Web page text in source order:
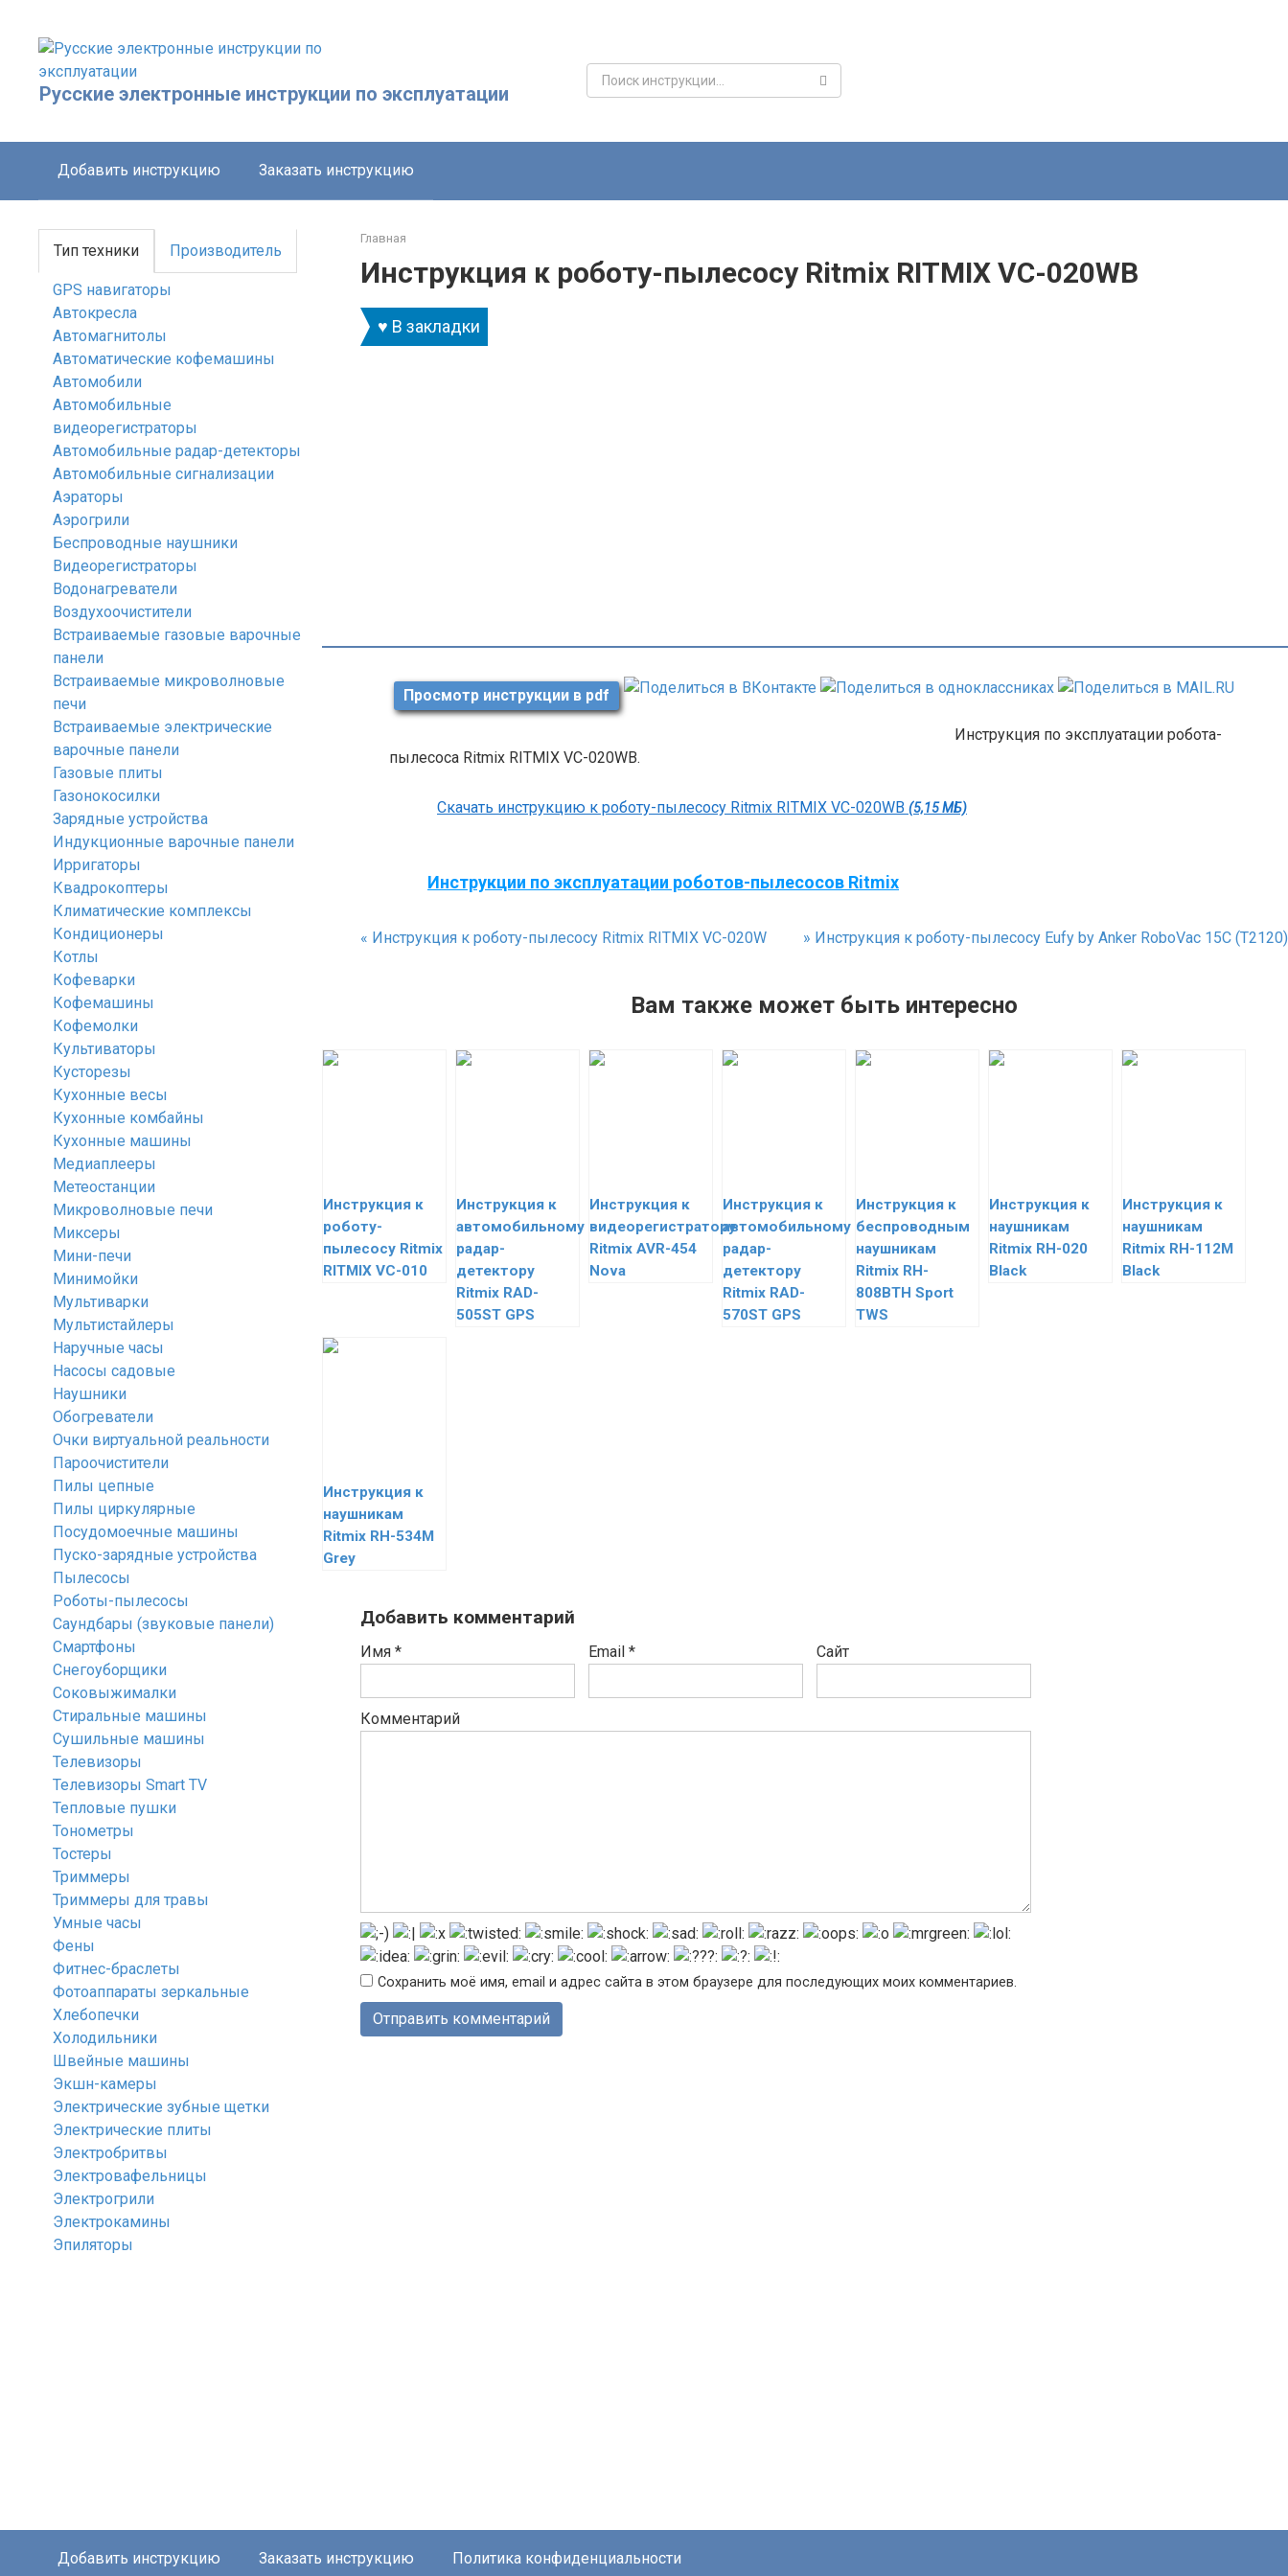
контенту
Русские электронные инструкции по эксплуатации
Поиск:
Добавить инструкцию Заказать инструкцию
Главная
Инструкция к роботу-пылесосу Ritmix RITMIX VC-020WB
♥ В закладки
Просмотр инструкции в pdf
Инструкция по эксплуатации робота-
пылесоса Ritmix RITMIX VC-020WB.
Скачать инструкцию к роботу-пылесосу Ritmix RITMIX VC-020WB (5,15 МБ)
Инструкции по эксплуатации роботов-пылесосов Ritmix
« Инструкция к роботу-пылесосу Ritmix RITMIX VC-020W » Инструкция к роботу-пылесосу Eufy by Anker RoboVac 15C (T2120)
Вам также может быть интересно
Инструкция к
роботу-
пылесосу Ritmix
RITMIX VC-010
Инструкция к
автомобильному
радар-
детектору
Ritmix RAD-
505ST GPS
Инструкция к
видеорегистратору
Ritmix AVR-454
Nova
Инструкция к
автомобильному
радар-
детектору
Ritmix RAD-
570ST GPS
Инструкция к
беспроводным
наушникам
Ritmix RH-
808BTH Sport
TWS
Инструкция к
наушникам
Ritmix RH-020
Black
Инструкция к
наушникам
Ritmix RH-112M
Black
Инструкция к
наушникам
Ritmix RH-534M
Grey
Добавить комментарий
Имя * Email * Сайт
Комментарий
Сохранить моё имя, email и адрес сайта в этом браузере для последующих моих комментариев.
Тип техники Производитель
GPS навигаторы
Автокресла
Автомагнитолы
Автоматические кофемашины
Автомобили
Автомобильные
видеорегистраторы
Автомобильные радар-детекторы
Автомобильные сигнализации
Аэраторы
Аэрогрили
Беспроводные наушники
Видеорегистраторы
Водонагреватели
Воздухоочистители
Встраиваемые газовые варочные
панели
Встраиваемые микроволновые
печи
Встраиваемые электрические
варочные панели
Газовые плиты
Газонокосилки
Зарядные устройства
Индукционные варочные панели
Ирригаторы
Квадрокоптеры
Климатические комплексы
Кондиционеры
Котлы
Кофеварки
Кофемашины
Кофемолки
Культиваторы
Кусторезы
Кухонные весы
Кухонные комбайны
Кухонные машины
Медиаплееры
Метеостанции
Микроволновые печи
Миксеры
Мини-печи
Минимойки
Мультиварки
Мультистайлеры
Наручные часы
Насосы садовые
Наушники
Обогреватели
Очки виртуальной реальности
Пароочистители
Пилы цепные
Пилы циркулярные
Посудомоечные машины
Пуско-зарядные устройства
Пылесосы
Роботы-пылесосы
Саундбары (звуковые панели)
Смартфоны
Снегоуборщики
Соковыжималки
Стиральные машины
Сушильные машины
Телевизоры
Телевизоры Smart TV
Тепловые пушки
Тонометры
Тостеры
Триммеры
Триммеры для травы
Умные часы
Фены
Фитнес-браслеты
Фотоаппараты зеркальные
Хлебопечки
Холодильники
Швейные машины
Экшн-камеры
Электрические зубные щетки
Электрические плиты
Электробритвы
Электровафельницы
Электрогрили
Электрокамины
Эпиляторы
Добавить инструкцию Заказать инструкцию Политика конфиденциальности